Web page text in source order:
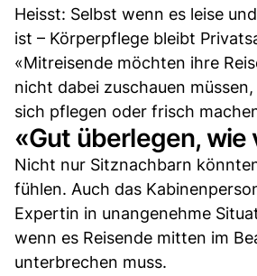
Heisst: Selbst wenn es leise
ist – Körperpflege bleibt
«Mitreisende möchten ihre
nicht dabei zuschauen
sich pflegen oder frisch
«Gut überlegen, wie
Nicht nur Sitznachbarn
fühlen. Auch das
Expertin in unangenehme
wenn es Reisende mitten im
unterbrechen muss.